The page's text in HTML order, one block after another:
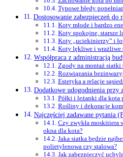
Typowe błędy
Dostosowanie zabezpieczeń
Koty młode i bardzo
Koty spokojne, starsze
Koty „uciekinierzy” i
Koty lękliwe i wrażliwe
Współpraca z administracją
Zgody na montaż siatki
Rozwiązania
Estetyka a relacje
Dodatkowe udogodnienia przy
Półki i leżanki dla kota
Rośliny i dekoracje
Najczęściej zadawane pytania
Czy zwykła moskitiera
okna dla kota?
Jaka siatka będzie
polietylenowa czy stalowa?
Jak zabezpieczyć